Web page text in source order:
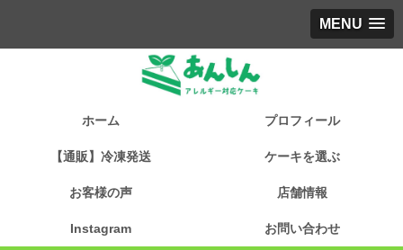
MENU
ホーム プロフィール
【通販】冷凍発送 ケーキを選ぶ
お客様の声 店舗情報
Instagram お問い合わせ